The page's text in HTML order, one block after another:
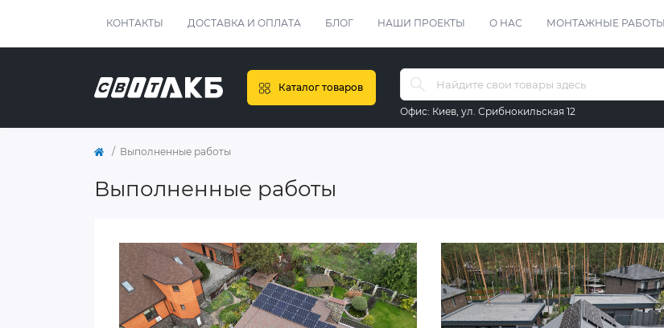
КОНТАКТЫ ДОСТАВКА И ОПЛАТА БЛОГ НАШИ ПРОЕКТЫ О НАС МОНТАЖНЫЕ РАБОТЫ
Каталог товаров
Офис: Киев, ул. Срибнокильская 12
Выполненные работы
Выполненные работы